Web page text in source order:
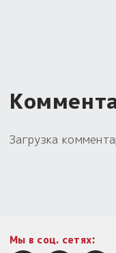
Загрузка
Мы в соц. сетях: